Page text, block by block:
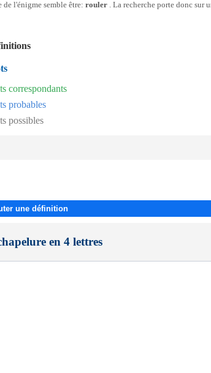
l'énigme semble être: rouler . La recherche porte donc sur
correspondants
probables
possibles
une définition
en 4 lettres